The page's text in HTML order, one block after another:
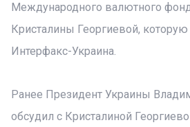
Международного валютного
Кристалины Георгиевой, которую
Интерфакс-Украина.
Ранее Президент Украины
обсудил с Кристалиной